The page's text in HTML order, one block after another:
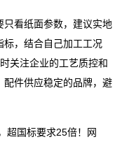
看纸面参数，建议实地
，结合自己加工工况
关注企业的工艺质控和
件供应稳定的品牌，避
国标要求25倍！网